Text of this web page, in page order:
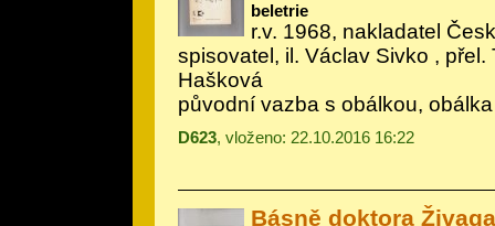
beletrie
r.v. 1968, nakladatel
spisovatel, il. Václav Sivko , přel.
Hašková
původní vazba s obálkou,
D623, vloženo: 22.10.2016 16:22
Básně doktora Živaga